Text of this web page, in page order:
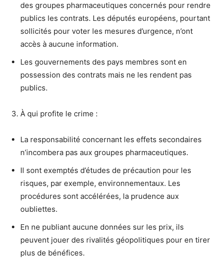
des groupes pharmaceutiques concernés pour rendre
publics les contrats. Les députés européens, pourtant
sollicités pour voter les mesures d’urgence, n’ont
accès à aucune information.
Les gouvernements des pays membres sont en
possession des contrats mais ne les rendent pas
publics.
À qui profite le crime :
La responsabilité concernant les effets secondaires
n’incombera pas aux groupes pharmaceutiques.
Il sont exemptés d’études de précaution pour les
risques, par exemple, environnementaux. Les
procédures sont accélérées, la prudence aux
oubliettes.
En ne publiant aucune données sur les prix, ils
peuvent jouer des rivalités géopolitiques pour en tirer
plus de bénéfices.